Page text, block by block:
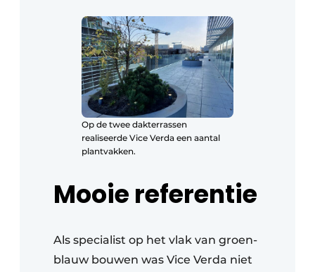
Op de twee dakterrassen
realiseerde Vice Verda een aantal
plantvakken.
Mooie referentie
Als specialist op het vlak van groen-
blauw bouwen was Vice Verda niet